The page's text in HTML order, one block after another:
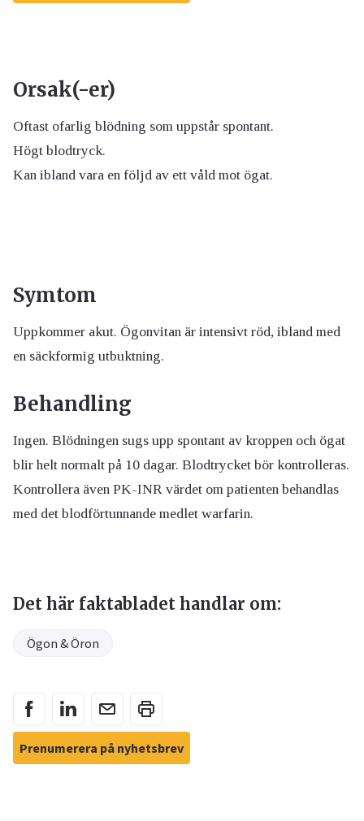
Orsak(-er)
Oftast ofarlig blödning som uppstår spontant.
Högt blodtryck.
Kan ibland vara en följd av ett våld mot ögat.
Symtom
Uppkommer akut. Ögonvitan är intensivt röd, ibland med
en säckformig utbuktning.
Behandling
Ingen. Blödningen sugs upp spontant av kroppen och ögat
blir helt normalt på 10 dagar. Blodtrycket bör kontrolleras.
Kontrollera även PK-INR värdet om patienten behandlas
med det blodförtunnande medlet warfarin.
Det här faktabladet handlar om:
Ögon & Öron
Prenumerera på nyhetsbrev